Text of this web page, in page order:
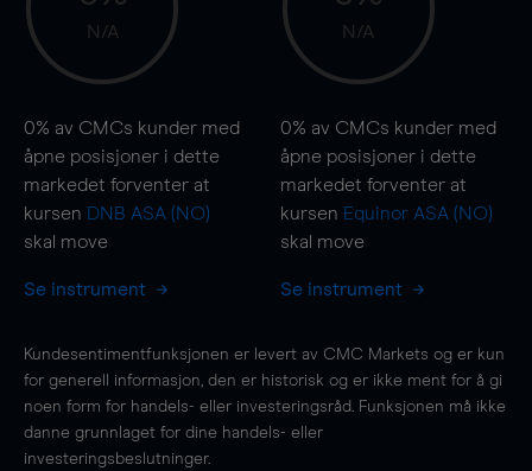
N/A
0% av CMCs kunder med
åpne posisjoner i dette
markedet forventer at
kursen DNB ASA (NO)
skal move
Se instrument
N/A
0% av CMCs kunder med
åpne posisjoner i dette
markedet forventer at
kursen Equinor ASA (NO)
skal move
Se instrument
Kundesentimentfunksjonen er levert av CMC Markets og er kun
for generell informasjon, den er historisk og er ikke ment for å gi
noen form for handels- eller investeringsråd. Funksjonen må ikke
danne grunnlaget for dine handels- eller
investeringsbeslutninger.